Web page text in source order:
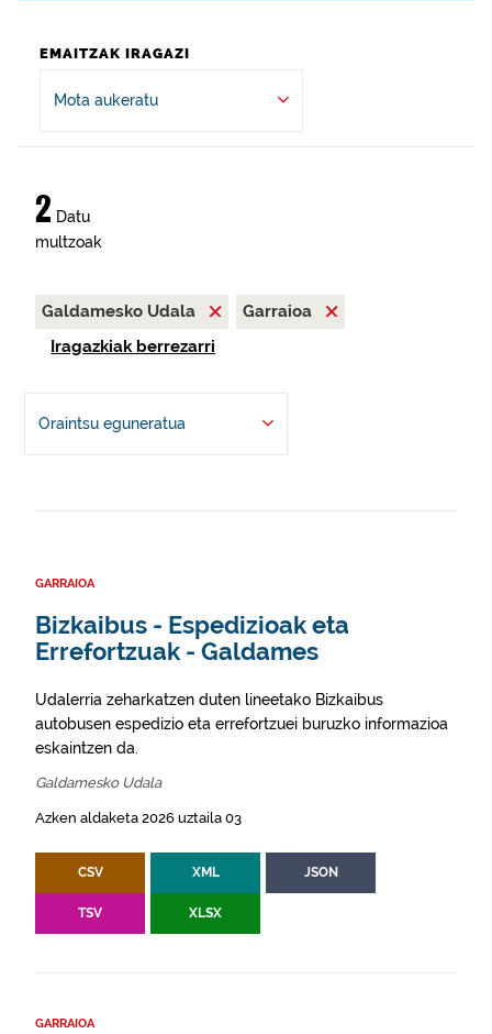
EMAITZAK IRAGAZI
Mota aukeratu
2 Datu
multzoak
Galdamesko Udala
Garraioa
Iragazkiak berrezarri
Oraintsu eguneratua
GARRAIOA
Bizkaibus - Espedizioak eta
Errefortzuak - Galdames
Udalerria zeharkatzen duten lineetako Bizkaibus
autobusen espedizio eta errefortzuei buruzko informazioa
eskaintzen da.
Galdamesko Udala
Azken aldaketa 2026 uztaila 03
CSV XML JSON
TSV XLSX
GARRAIOA